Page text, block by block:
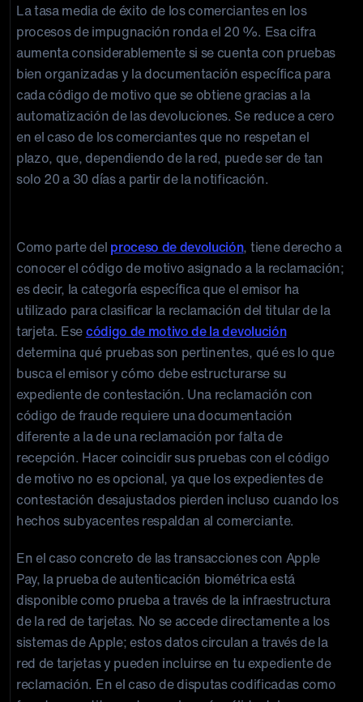
La tasa media de éxito de los comerciantes en los
procesos de impugnación ronda el 20 %. Esa cifra
aumenta considerablemente si se cuenta con pruebas
bien organizadas y la documentación específica para
cada código de motivo que se obtiene gracias a la
automatización de las devoluciones. Se reduce a cero
en el caso de los comerciantes que no respetan el
plazo, que, dependiendo de la red, puede ser de tan
solo 20 a 30 días a partir de la notificación.
Como parte del proceso de devolución, tiene derecho a
conocer el código de motivo asignado a la reclamación;
es decir, la categoría específica que el emisor ha
utilizado para clasificar la reclamación del titular de la
tarjeta. Esecódigo de motivo de la devolución
determina qué pruebas son pertinentes, qué es lo que
busca el emisor y cómo debe estructurarse su
expediente de contestación. Una reclamación con
código de fraude requiere una documentación
diferente a la de una reclamación por falta de
recepción. Hacer coincidir sus pruebas con el código
de motivo no es opcional, ya que los expedientes de
contestación desajustados pierden incluso cuando los
hechos subyacentes respaldan al comerciante.
En el caso concreto de las transacciones con Apple
Pay, la prueba de autenticación biométrica está
disponible como prueba a través de la infraestructura
de la red de tarjetas. No se accede directamente a los
sistemas de Apple; estos datos circulan a través de la
red de tarjetas y pueden incluirse en tu expediente de
reclamación. En el caso de disputas codificadas como